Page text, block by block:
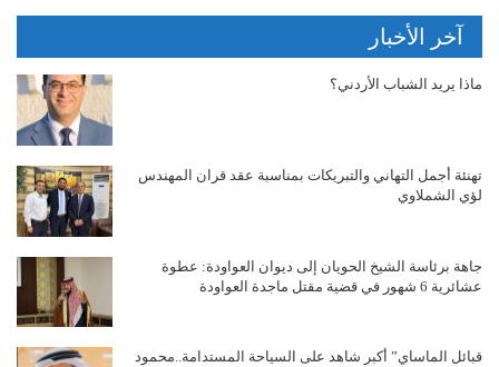
آخر الأخبار
ماذا يريد الشباب الأردني؟
تهنئة أجمل التهاني والتبريكات بمناسبة عقد قران المهندس
لؤي الشملاوي
جاهة برئاسة الشيخ الحويان إلى ديوان العواودة: عطوة
عشائرية 6 شهور في قضية مقتل ماجدة العواودة
قبائل الماساي” أكبر شاهد على السياحة المستدامة..محمود